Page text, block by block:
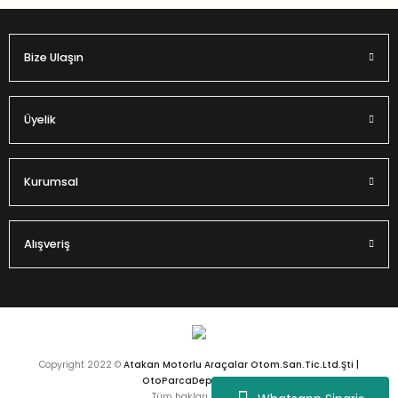
Gönder
Bize Ulaşın
Üyelik
Kurumsal
Alışveriş
Copyright 2022 © Atakan Motorlu Araçalar Otom.San.Tic.Ltd.Şti |
OtoParcaDeposu.com